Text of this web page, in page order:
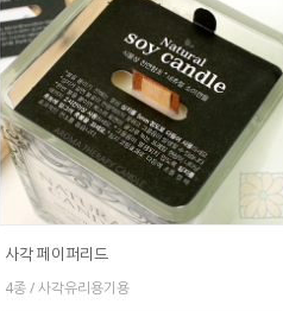
사각 페이퍼리드
4종 / 사각유리용기용